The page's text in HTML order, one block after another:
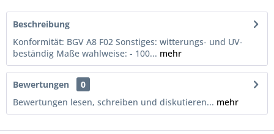
Beschreibung
Konformität: BGV A8 F02 Sonstiges: witterungs- und UV-
beständig Maße wahlweise: - 100... mehr
Bewertungen
0
Bewertungen lesen, schreiben und diskutieren... mehr